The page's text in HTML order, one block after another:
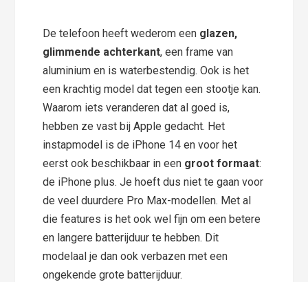
De telefoon heeft wederom een glazen,
glimmende achterkant, een frame van
aluminium en is waterbestendig. Ook is het
een krachtig model dat tegen een stootje kan.
Waarom iets veranderen dat al goed is,
hebben ze vast bij Apple gedacht. Het
instapmodel is de iPhone 14 en voor het
eerst ook beschikbaar in een groot formaat:
de iPhone plus. Je hoeft dus niet te gaan voor
de veel duurdere Pro Max-modellen. Met al
die features is het ook wel fijn om een betere
en langere batterijduur te hebben. Dit
modelaal je dan ook verbazen met een
ongekende grote batterijduur.